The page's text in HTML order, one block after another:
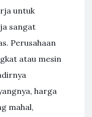
untuk
sangat
Perusahaan
atau mesin
harga
mahal,